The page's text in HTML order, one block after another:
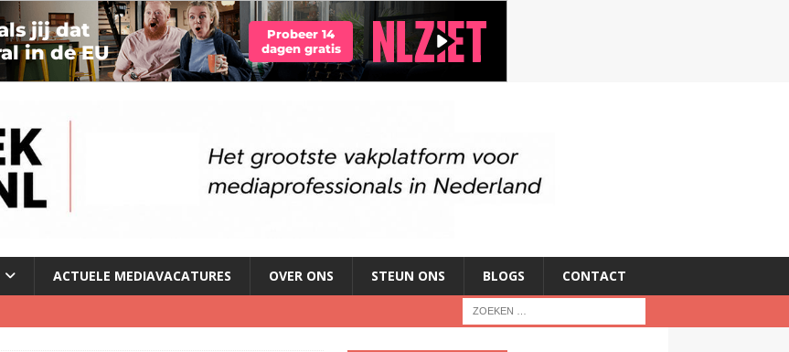
ACTUELE MEDIAVACATURES OVER ONS STEUN ONS BLOGS CONTACT